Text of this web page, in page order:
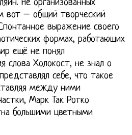
Не организованных
вот – общий творческий
выражение своего
формах, работающих
ещё не понял
слова Холокост, не знал о
себе, что такое
между ними
Марк Так Ротко
большими цветными